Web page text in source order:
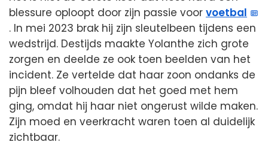
blessure oploopt door zijn passie voor voetbal
. In mei 2023 brak hij zijn sleutelbeen tijdens een
wedstrijd. Destijds maakte Yolanthe zich grote
zorgen en deelde ze ook toen beelden van het
incident. Ze vertelde dat haar zoon ondanks de
pijn bleef volhouden dat het goed met hem
ging, omdat hij haar niet ongerust wilde maken.
Zijn moed en veerkracht waren toen al duidelijk
zichtbaar.